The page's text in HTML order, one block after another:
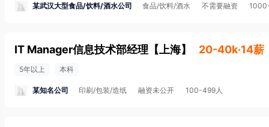
某武汉大型食品/饮料/酒水公司 食品/饮料/酒水 不需要融资
IT Manager信息技术部经理 【 上海】 20-40k·14薪
5年以上 本科
某知名公司 印刷/包装/造纸 融资未公开 100-499人